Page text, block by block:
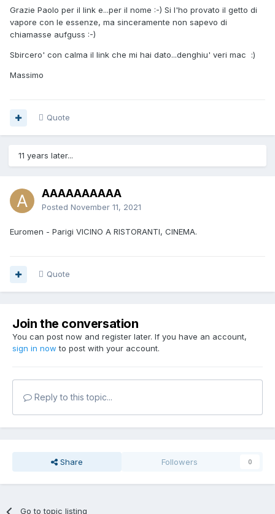
Grazie Paolo per il link e...per il nome :-) Si l'ho provato il getto di
vapore con le essenze, ma sinceramente non sapevo di
chiamasse aufguss :-)
Sbircero' con calma il link che mi hai dato...denghiu' veri mac :)
Massimo
Quote
11 years later...
AAAAAAAAAA
Posted November 11, 2021
Euromen - Parigi VICINO A RISTORANTI, CINEMA.
Quote
Join the conversation
You can post now and register later. If you have an account,
sign in now to post with your account.
Reply to this topic...
Share Followers 0
Go to topic listing